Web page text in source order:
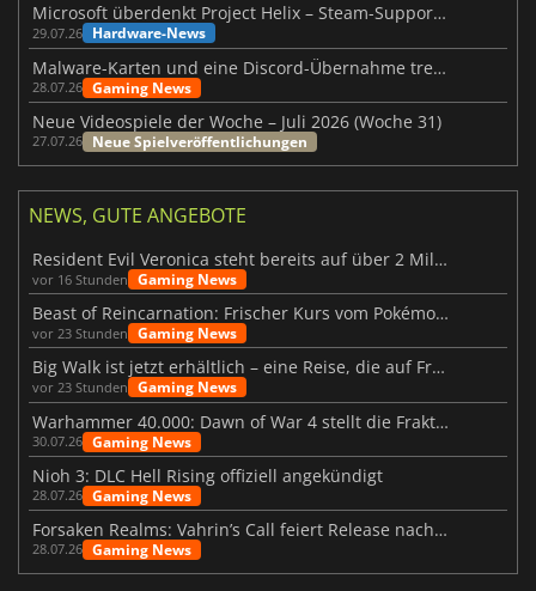
Microsoft überdenkt Project Helix – Steam-Support gefährdet
29.07.26 Hardware-News
Malware-Karten und eine Discord-Übernahme treffen Meccha Chameleon
28.07.26 Gaming News
Neue Videospiele der Woche – Juli 2026 (Woche 31)
27.07.26 Neue Spielveröffentlichungen
NEWS, GUTE ANGEBOTE
Resident Evil Veronica steht bereits auf über 2 Millionen Wunschlisten
vor 16 Stunden Gaming News
Beast of Reincarnation: Frischer Kurs vom Pokémon-Studio
vor 23 Stunden Gaming News
Big Walk ist jetzt erhältlich – eine Reise, die auf Freundschaft basiert
vor 23 Stunden Gaming News
Warhammer 40.000: Dawn of War 4 stellt die Fraktion der Necrons vor
30.07.26 Gaming News
Nioh 3: DLC Hell Rising offiziell angekündigt
28.07.26 Gaming News
Forsaken Realms: Vahrin’s Call feiert Release nach 10 Jahren
28.07.26 Gaming News